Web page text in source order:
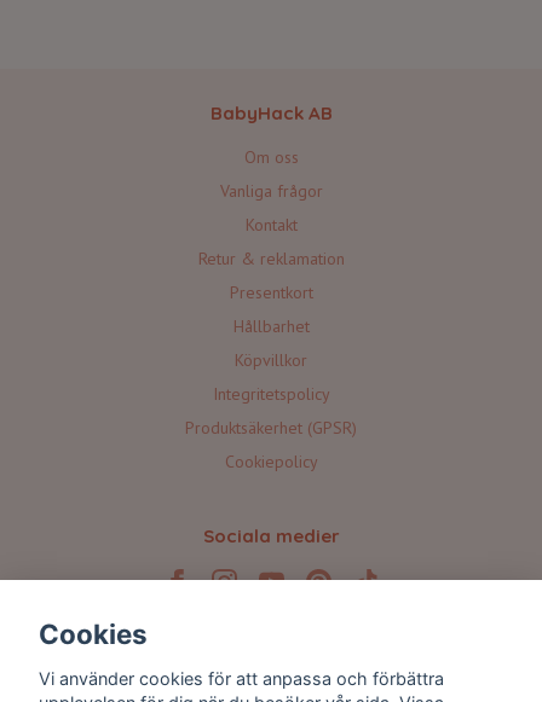
BabyHack AB
Om oss
Vanliga frågor
Kontakt
Retur & reklamation
Presentkort
Hållbarhet
Köpvillkor
Integritetspolicy
Produktsäkerhet (GPSR)
Cookiepolicy
Sociala medier
Prenumerera på våra nyhetsbrev 💌
Cookies
Vi använder cookies för att anpassa och förbättra